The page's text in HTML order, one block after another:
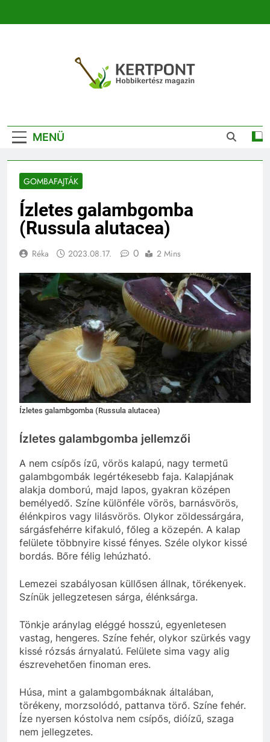
Kertészeti
Magazin |
Növénykereső És
Növényhatározó
MENÜ
GOMBAFAJTÁK
Ízletes galambgomba
(Russula alutacea)
Réka 2023.08.17. 0 2 Mins
Ízletes galambgomba (Russula alutacea)
Ízletes galambgomba jellemzői
A nem csípős ízű, vörös kalapú, nagy termetű
galambgombák legértékesebb faja. Kalapjának
alakja domború, majd lapos, gyakran középen
bemélyedő. Színe különféle vörös, barnásvörös,
élénkpiros vagy lilásvörös. Olykor zöldessárgára,
sárgásfehérre kifakuló, főleg a közepén. A kalap
felülete többnyire kissé fényes. Széle olykor kissé
bordás. Bőre félig lehúzható.
Lemezei szabályosan küllősen állnak, törékenyek.
Színük jellegzetesen sárga, élénksárga.
Tönkje aránylag eléggé hosszú, egyenletesen
vastag, hengeres. Színe fehér, olykor szürkés vagy
kissé rózsás árnyalatú. Felülete sima vagy alig
észrevehetően finoman eres.
Húsa, mint a galambgombáknak általában,
törékeny, morzsolódó, pattanva törő. Színe fehér.
Íze nyersen kóstolva nem csípős, dióízű, szaga
nem jellegzetes.